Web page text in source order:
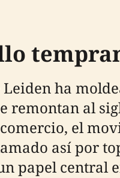
ha
remontan al
el
así por
papel central